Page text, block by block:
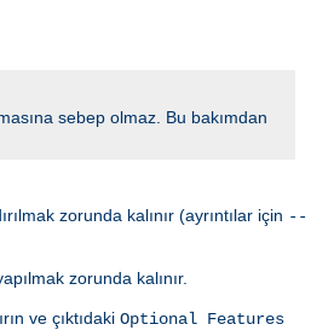
sebep olmaz. Bu bakımdan
zorunda kalınır (ayrıntılar için --
zorunda kalınır.
ve çıktıdaki Optional Features